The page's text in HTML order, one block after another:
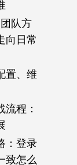
队方
向日常
置、维
程：
：登录
致怎么